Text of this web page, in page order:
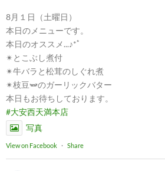
8月１日（土曜日）
本日のメニューです。
本日のオススメ...♪*ﾟ
✴︎とこぶし煮付
✴︎牛バラと松茸のしぐれ煮
✴︎枝豆🫛のガーリックバター
本日もお待ちしております。
#大安西天満本店
写真
View on Facebook · Share